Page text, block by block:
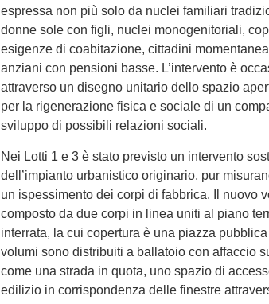
espressa non più solo da nuclei familiari
donne sole con figli, nuclei monogenitoriali,
esigenze di coabitazione, cittadini
anziani con pensioni basse. L’intervento è
attraverso un disegno unitario dello spazio
per la rigenerazione fisica e sociale di un
sviluppo di possibili relazioni sociali.
Nei Lotti 1 e 3 è stato previsto un intervento
dell’impianto urbanistico originario, pur
un ispessimento dei corpi di fabbrica. Il nuovo
composto da due corpi in linea uniti al piano
interrata, la cui copertura è una piazza
volumi sono distribuiti a ballatoio con affaccio
come una strada in quota, uno spazio di
edilizio in corrispondenza delle finestre